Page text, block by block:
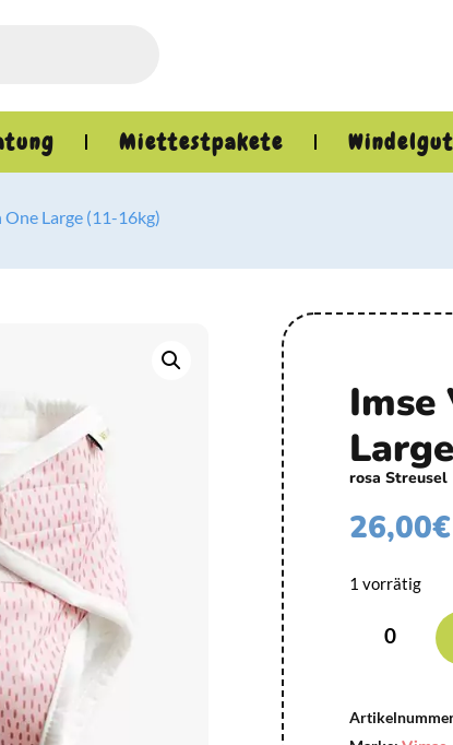
Miettestpakete
Large (11-16kg)
Imse
rosa Streusel
26,00€
1 vorrätig